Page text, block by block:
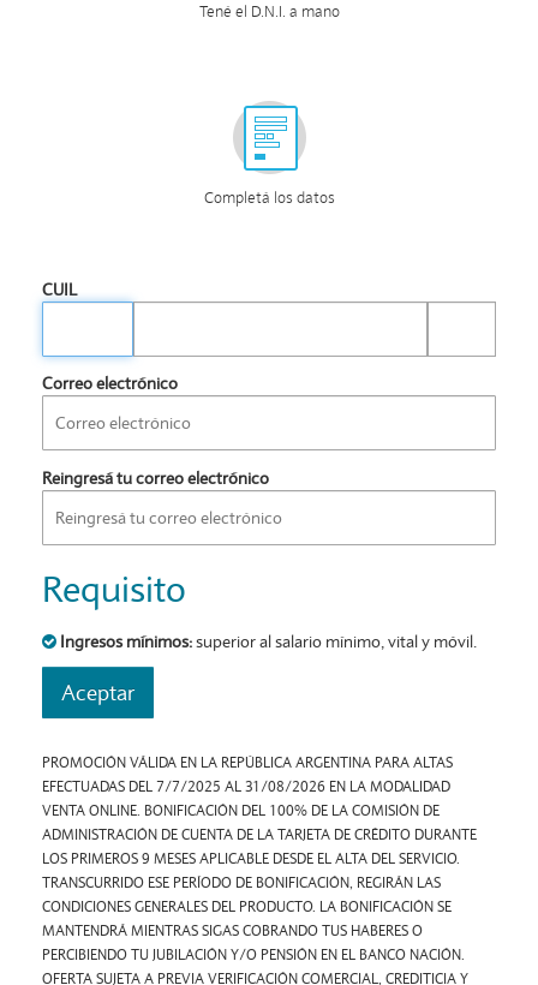
Tené el D.N.I. a mano
Completá los datos
CUIL
Correo electrónico
Reingresá tu correo electrónico
Requisito
Ingresos mínimos:superior al salario mínimo, vital y móvil.
Aceptar
PROMOCIÓN VÁLIDA EN LA REPÚBLICA ARGENTINA PARA ALTAS
EFECTUADAS DEL 7/7/2025 AL 31/08/2026 EN LA MODALIDAD
VENTA ONLINE. BONIFICACIÓN DEL 100% DE LA COMISIÓN DE
ADMINISTRACIÓN DE CUENTA DE LA TARJETA DE CRÉDITO DURANTE
LOS PRIMEROS 9 MESES APLICABLE DESDE EL ALTA DEL SERVICIO.
TRANSCURRIDO ESE PERÍODO DE BONIFICACIÓN, REGIRÁN LAS
CONDICIONES GENERALES DEL PRODUCTO. LA BONIFICACIÓN SE
MANTENDRÁ MIENTRAS SIGAS COBRANDO TUS HABERES O
PERCIBIENDO TU JUBILACIÓN Y/O PENSIÓN EN EL BANCO NACIÓN.
OFERTA SUJETA A PREVIA VERIFICACIÓN COMERCIAL, CREDITICIA Y